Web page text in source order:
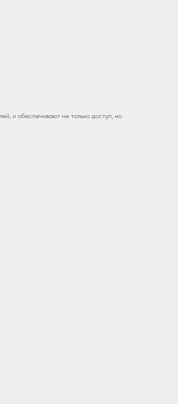
и обеспечивают не только доступ, но